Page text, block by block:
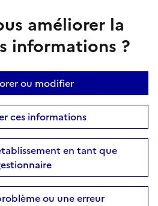
améliorer la
informations ?
ou modifier
ces informations
en tant que
ou une erreur